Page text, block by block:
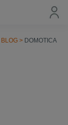
BLOG> DOMOTICA